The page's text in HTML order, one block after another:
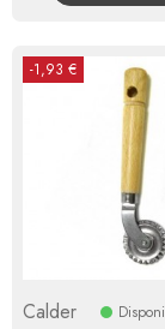
-1,93 €
Calder